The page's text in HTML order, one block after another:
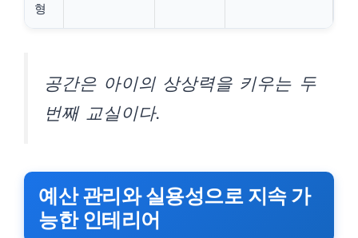
형
공간은 아이의 상상력을 키우는 두
번째 교실이다.
예산 관리와 실용성으로 지속 가
능한 인테리어